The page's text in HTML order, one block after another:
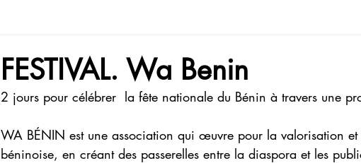
FESTIVAL. Wa Benin
2 jours pour célébrer  la fête nationale du Bénin à travers une
WA BÉNIN est une association qui œuvre pour la valorisation
béninoise, en créant des passerelles entre la diaspora et les